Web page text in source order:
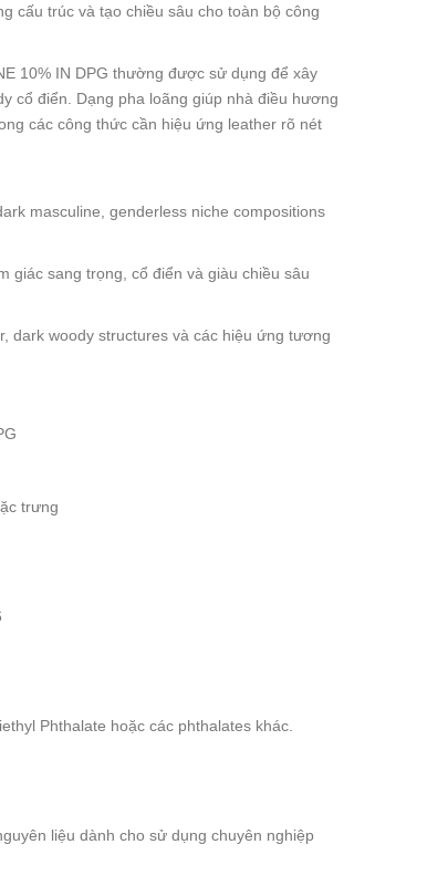
cấu trúc và tạo chiều sâu cho toàn bộ công
10% IN DPG thường được sử dụng để xây
cổ điển. Dạng pha loãng giúp nhà điều hương
các công thức cần hiệu ứng leather rõ nét
masculine, genderless niche compositions
giác sang trọng, cổ điển và giàu chiều sâu
dark woody structures và các hiệu ứng tương
trưng
Phthalate hoặc các phthalates khác.
liệu dành cho sử dụng chuyên nghiệp